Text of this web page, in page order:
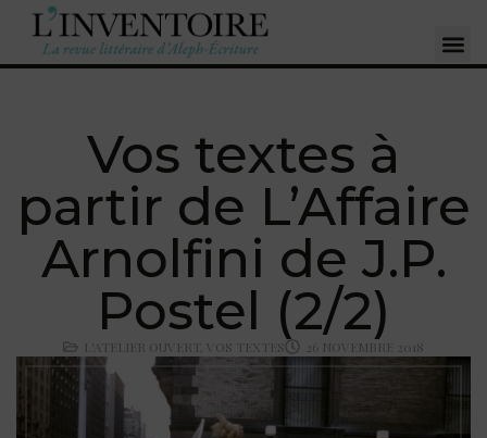
Vos textes à
partir de L’Affaire
Arnolfini de J.P.
Postel (2/2)
L'ATELIER OUVERT VOS TEXTES 26 NOVEMBRE 2018